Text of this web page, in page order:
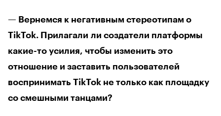
— Вернемся к негативным стереотипам о
TikTok. Прилагали ли создатели платформы
какие-то усилия, чтобы изменить это
отношение и заставить пользователей
воспринимать TikTok не только как площадку
со смешными танцами?